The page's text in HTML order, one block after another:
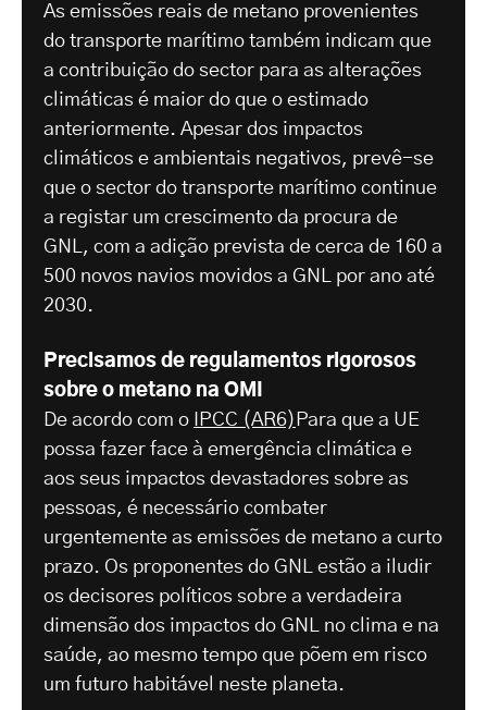
As emissões reais de metano provenientes
do transporte marítimo também indicam que
a contribuição do sector para as alterações
climáticas é maior do que o estimado
anteriormente. Apesar dos impactos
climáticos e ambientais negativos, prevê-se
que o sector do transporte marítimo continue
a registar um crescimento da procura de
GNL, com a adição prevista de cerca de 160 a
500 novos navios movidos a GNL por ano até
2030.
Precisamos de regulamentos rigorosos
sobre o metano na OMI
De acordo com o
IPCC (AR6) Para que a UE
possa fazer face à emergência climática e
aos seus impactos devastadores sobre as
pessoas, é necessário combater
urgentemente as emissões de metano a curto
prazo. Os proponentes do GNL estão a iludir
os decisores políticos sobre a verdadeira
dimensão dos impactos do GNL no clima e na
saúde, ao mesmo tempo que põem em risco
um futuro habitável neste planeta.